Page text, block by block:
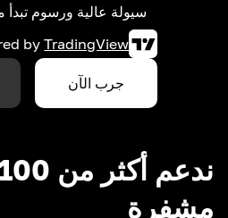
سيولة عالية ورسوم تبدأ من 0.04%
by TradingView
جرب الآن
مشفرة